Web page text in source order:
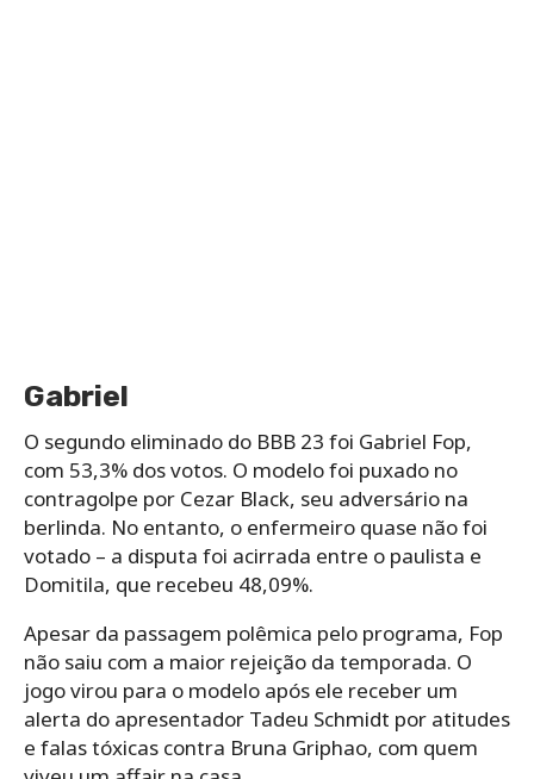
Gabriel
O segundo eliminado do BBB 23 foi Gabriel Fop,
com 53,3% dos votos. O modelo foi puxado no
contragolpe por Cezar Black, seu adversário na
berlinda. No entanto, o enfermeiro quase não foi
votado – a disputa foi acirrada entre o paulista e
Domitila, que recebeu 48,09%.
Apesar da passagem polêmica pelo programa, Fop
não saiu com a maior rejeição da temporada. O
jogo virou para o modelo após ele receber um
alerta do apresentador Tadeu Schmidt por atitudes
e falas tóxicas contra Bruna Griphao, com quem